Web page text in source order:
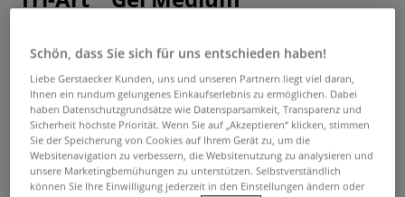
0 Bewertungen
Acryl-Gelmedium in verschiedenen Glanzgraden erhältlich.
Pur oder mit Acrylfarben für Lasuren, Schichtmalerei und
Mixed Media. Inhalt: 500 ml.
Mehr
ab13,06 €
Schön, dass Sie sich für uns entschieden haben!
Liebe Gerstaecker Kunden, uns und unseren Partnern liegt viel daran,
Ihnen ein rundum gelungenes Einkaufserlebnis zu ermöglichen. Dabei
haben Datenschutzgrundsätze wie Datensparsamkeit, Transparenz und
Sicherheit höchste Priorität. Wenn Sie auf „Akzeptieren“ klicken, stimmen
Sie der Speicherung von Cookies auf Ihrem Gerät zu, um die
Websitenavigation zu verbessern, die Websitenutzung zu analysieren und
unsere Marketingbemühungen zu unterstützen. Selbstverständlich
können Sie Ihre Einwilligung jederzeit in den Einstellungen ändern oder